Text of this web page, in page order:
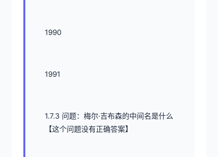
1990
1991
1.7.3 问题：梅尔·吉布森的中间名是什么
【这个问题没有正确答案】